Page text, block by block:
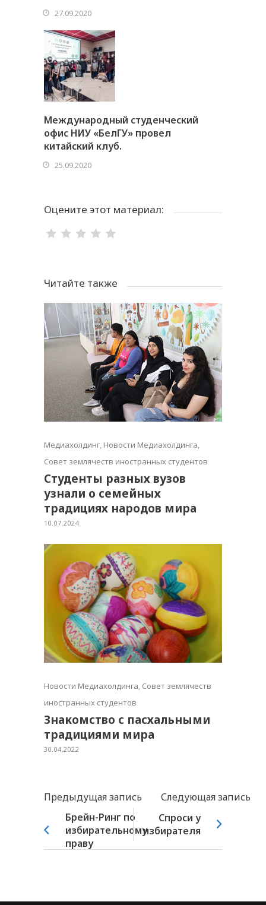
27.09.2020
Международный студенческий
офис НИУ «БелГУ» провел
китайский клуб.
25.09.2020
Оцените этот материал:
Читайте также
Медиахолдинг, Новости Медиахолдинга,
Совет землячеств иностранных студентов
Студенты разных вузов
узнали о семейных
традициях народов мира
10.07.2024
Новости Медиахолдинга, Совет землячеств
иностранных студентов
Знакомство с пасхальными
традициями мира
30.04.2022
Предыдущая запись
Следующая запись
Брейн-Ринг по
избирательному
праву
Спроси у
избирателя